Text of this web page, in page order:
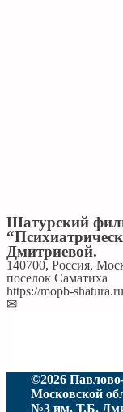
Шатурский
Дмитриевой.
140700, Россия,
поселок Саматиха
https://mopb-
✉
©2026
Московской
№3 им. Т.Б.